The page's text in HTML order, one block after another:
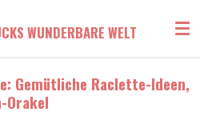
WUNDERBARE WELT
Gemütliche Raclette-Ideen,
Orakel